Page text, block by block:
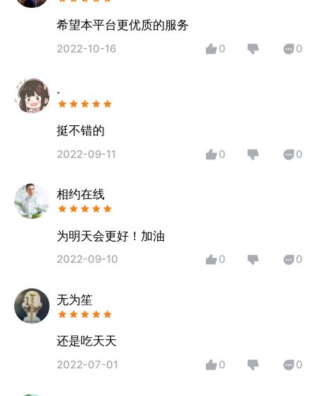
希望本平台更优质的服务
2022-10-16 0 0
.
挺不错的
2022-09-11 0 0
相约在线
为明天会更好！加油
2022-09-10 0 0
无为笙
还是吃天天
2022-07-01 0 0